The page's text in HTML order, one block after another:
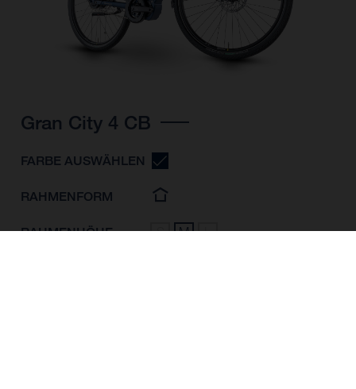
Gran City 4 CB
FARBE AUSWÄHLEN
RAHMENFORM
RAHMENHÖHE S M L